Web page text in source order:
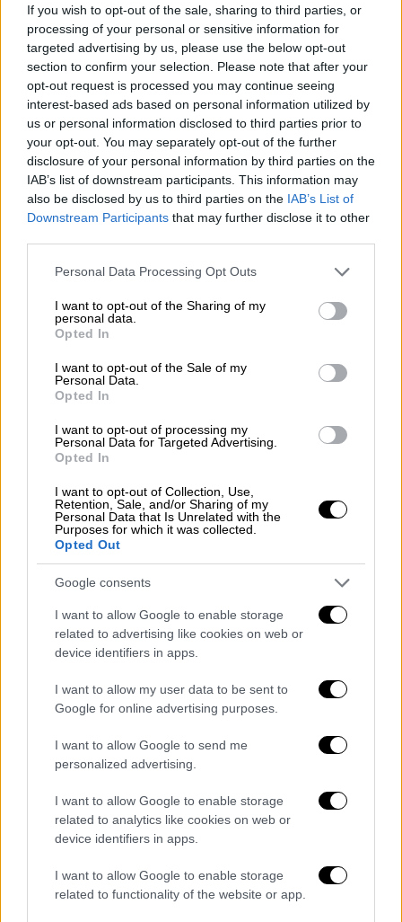
If you wish to opt-out of the sale, sharing to third parties, or
processing of your personal or sensitive information for
targeted advertising by us, please use the below opt-out
section to confirm your selection. Please note that after your
opt-out request is processed you may continue seeing
interest-based ads based on personal information utilized by
us or personal information disclosed to third parties prior to
your opt-out. You may separately opt-out of the further
disclosure of your personal information by third parties on the
IAB’s list of downstream participants. This information may
also be disclosed by us to third parties on the IAB’s List of
Downstream Participants that may further disclose it to other
Please note that this website/app uses one or more Google
not limited to your visit or usage behaviour. You may click to
grant or deny consent to Google and its third-party tags to
use your data for below specified purposes in below Google
consent section.
Personal Data Processing Opt Outs
I want to opt-out of the Sharing of my
personal data.
Opted In
I want to opt-out of the Sale of my
Personal Data.
Opted In
I want to opt-out of processing my
Personal Data for Targeted Advertising.
Opted In
I want to opt-out of Collection, Use,
Retention, Sale, and/or Sharing of my
Personal Data that Is Unrelated with the
Purposes for which it was collected.
Opted Out
Google consents
I want to allow Google to enable storage
related to advertising like cookies on web or
device identifiers in apps.
I want to allow my user data to be sent to
Google for online advertising purposes.
I want to allow Google to send me
personalized advertising.
I want to allow Google to enable storage
related to analytics like cookies on web or
device identifiers in apps.
I want to allow Google to enable storage
related to functionality of the website or app.
Όπως αναφέρει τοtvstarακόμη και για τους
γιατρούς με εμπειρία χρόνων στον
καρδιολογικό τομέα, αυτό είναι από απίθανο
έως σπάνιο. Ενώ μιλώντας στο κανάλι της
Κεντρικής Ελλάδας, ο καρδιολόγος
Παναγιώτης Ιακωβής σχολίασε από την
πρώτη στιγμή πως «Είναι απίστευτο αυτό
που ζούμε. Ένας υγιές παιδί να φεύγει
ξαφνικά. Πώς είναι δυνατόν να μην
που βρέθηκε στο σημείο;».
Ο 22χρονος φοιτητής την Τρίτη είχε
αισθανθεί αδιαθεσία και σύμφωνα με τα όσα
έγιναν γνωστά βρέθηκε θετικός σε τεστ
κορονοϊού που έκανε. Λίγες ώρες αργότερα
απόσταση ασφαλείας από την παρέα του,
έκανε εμετό και έχασε τις αισθήσεις του.
Στο σημείο έφτασε ασθενοφόρο που
μετέφερε τον 23χρονο Θανάση στο Κέντρο
Υγείας του νησιού. Όμως οι γιατροί δεν
κατάφεραν να τον επαναφέρουν στη ζωή.
Η κηδεία του 22χρονου θα γίνει στις 6 το
Μητροπολιτικό Ναό Ευαγγελισμού της
Θεοτόκου, στη Λαμία.